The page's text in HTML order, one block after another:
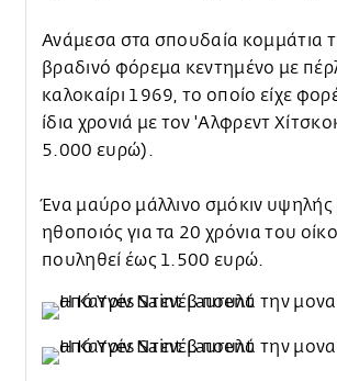
Ανάμεσα στα σπουδαία κομμάτια
βραδινό φόρεμα κεντημένο με
καλοκαίρι 1969, το οποίο είχε
ίδια χρονιά με τον 'Αλφρεντ
5.000 ευρώ).
Ένα μαύρο μάλλινο σμόκιν
ηθοποιός για τα 20 χρόνια του
πουληθεί έως 1.500 ευρώ.